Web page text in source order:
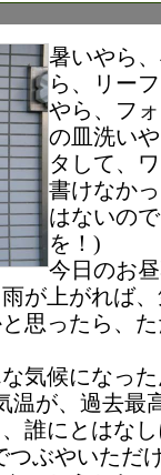
暑いやら
ら、リー
やら、フ
の皿洗い
タして、
書けなか
はないの
を！)
今日のお
が上がれば
思ったら、
気候になっ
温が、過去最
誰にとはな
つぶやいただ